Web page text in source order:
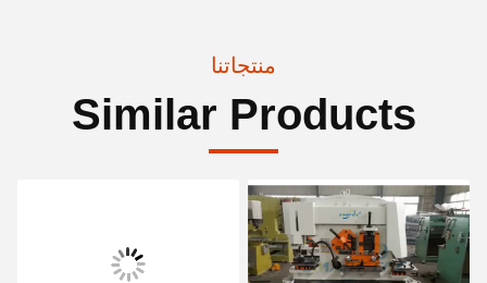
منتجاتنا
Similar Products